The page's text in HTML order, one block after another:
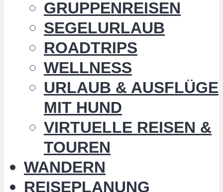
GRUPPENREISEN
SEGELURLAUB
ROADTRIPS
WELLNESS
URLAUB & AUSFLÜGE
MIT HUND
VIRTUELLE REISEN &
TOUREN
WANDERN
REISEPLANUNG